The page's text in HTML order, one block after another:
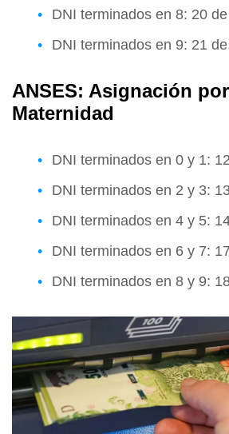
DNI terminados en 8: 20
DNI terminados en 9: 21
ANSES: Asignación
Maternidad
DNI terminados en 0 y 1:
DNI terminados en 2 y 3:
DNI terminados en 4 y 5:
DNI terminados en 6 y 7:
DNI terminados en 8 y 9: